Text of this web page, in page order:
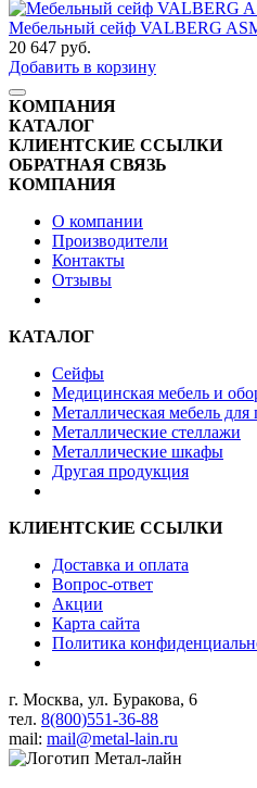
Мебельный сейф VALBERG
20 647 руб.
Добавить в корзину
КОМПАНИЯ
КАТАЛОГ
КЛИЕНТСКИЕ ССЫЛКИ
ОБРАТНАЯ СВЯЗЬ
КОМПАНИЯ
О компании
Производители
Контакты
Отзывы
КАТАЛОГ
Сейфы
Медицинская мебель и
Металлическая мебель для
Металлические стеллажи
Металлические шкафы
Другая продукция
КЛИЕНТСКИЕ ССЫЛКИ
Доставка и оплата
Вопрос-ответ
Акции
Карта сайта
Политика
г. Москва, ул. Буракова, 6
тел. 8(800)551-36-88
mail: mail@metal-lain.ru